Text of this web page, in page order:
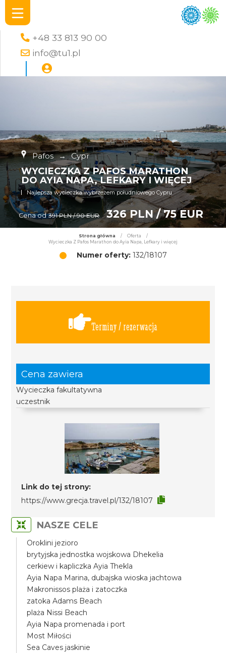
+48 33 813 90 00
info@tu1.pl
Pafos → Cypr
WYCIECZKA Z PAFOS MARATHON
DO AYIA NAPA, LEFKARY I WIĘCEJ
Najlepsza wycieczka wybrzeżem południowego Cypru
Cena od 391 PLN / 90 EUR 326 PLN / 75 EUR
Strona główna / Oferta
/
Wycieczka Z Pafos Marathon do Ayia Napa, Lefkary i więcej
Numer oferty:132/18107
Terminy / rezerwacja
Cena zawiera
Wycieczka fakultatywna
uczestnik
Link do tej strony:
https://www.grecja.travel.pl/132/18107
NASZE CELE
Oroklini jezioro
brytyjska jednostka wojskowa Dhekelia
cerkiew i kapliczka Ayia Thekla
Ayia Napa Marina, dubajska wioska jachtowa
Makronissos plaża i zatoczka
zatoka Adams Beach
plaża Nissi Beach
Ayia Napa promenada i port
Most Miłości
Sea Caves jaskinie